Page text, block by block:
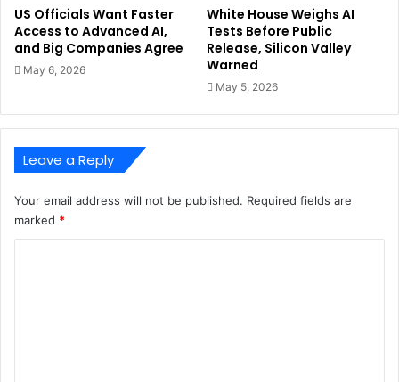
US Officials Want Faster
Access to Advanced AI,
and Big Companies Agree
May 6, 2026
White House Weighs AI
Tests Before Public
Release, Silicon Valley
Warned
May 5, 2026
Leave a Reply
Your email address will not be published. Required fields are
marked *